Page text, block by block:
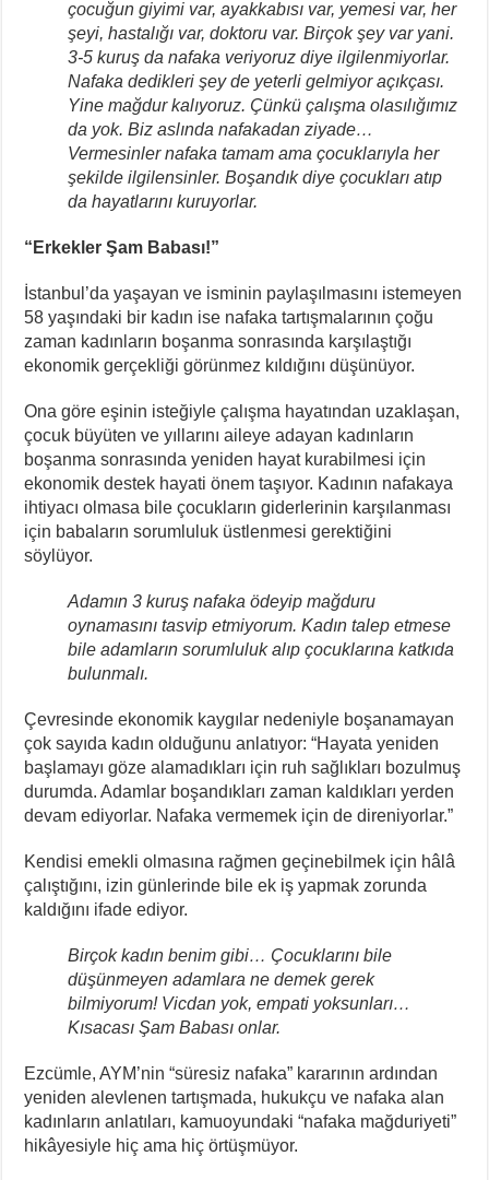
çocuğun giyimi var, ayakkabısı var, yemesi var, her
şeyi, hastalığı var, doktoru var. Birçok şey var yani.
3-5 kuruş da nafaka veriyoruz diye ilgilenmiyorlar.
Nafaka dedikleri şey de yeterli gelmiyor açıkçası.
Yine mağdur kalıyoruz. Çünkü çalışma olasılığımız
da yok. Biz aslında nafakadan ziyade…
Vermesinler nafaka tamam ama çocuklarıyla her
şekilde ilgilensinler. Boşandık diye çocukları atıp
da hayatlarını kuruyorlar.
“Erkekler Şam Babası!”
İstanbul’da yaşayan ve isminin paylaşılmasını istemeyen
58 yaşındaki bir kadın ise nafaka tartışmalarının çoğu
zaman kadınların boşanma sonrasında karşılaştığı
ekonomik gerçekliği görünmez kıldığını düşünüyor.
Ona göre eşinin isteğiyle çalışma hayatından uzaklaşan,
çocuk büyüten ve yıllarını aileye adayan kadınların
boşanma sonrasında yeniden hayat kurabilmesi için
ekonomik destek hayati önem taşıyor. Kadının nafakaya
ihtiyacı olmasa bile çocukların giderlerinin karşılanması
için babaların sorumluluk üstlenmesi gerektiğini
söylüyor.
Adamın 3 kuruş nafaka ödeyip mağduru
oynamasını tasvip etmiyorum. Kadın talep etmese
bile adamların sorumluluk alıp çocuklarına katkıda
bulunmalı.
Çevresinde ekonomik kaygılar nedeniyle boşanamayan
çok sayıda kadın olduğunu anlatıyor: “Hayata yeniden
başlamayı göze alamadıkları için ruh sağlıkları bozulmuş
durumda. Adamlar boşandıkları zaman kaldıkları yerden
devam ediyorlar. Nafaka vermemek için de direniyorlar.”
Kendisi emekli olmasına rağmen geçinebilmek için hâlâ
çalıştığını, izin günlerinde bile ek iş yapmak zorunda
kaldığını ifade ediyor.
Birçok kadın benim gibi… Çocuklarını bile
düşünmeyen adamlara ne demek gerek
bilmiyorum! Vicdan yok, empati yoksunları…
Kısacası Şam Babası onlar.
Ezcümle, AYM’nin “süresiz nafaka” kararının ardından
yeniden alevlenen tartışmada, hukukçu ve nafaka alan
kadınların anlatıları, kamuoyundaki “nafaka mağduriyeti”
hikâyesiyle hiç ama hiç örtüşmüyor.